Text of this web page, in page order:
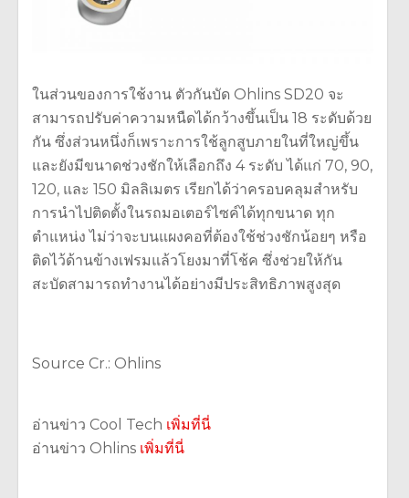
ในส่วนของการใช้งาน ตัวกันบัด Ohlins SD20 จะ
สามารถปรับค่าความหนืดได้กว้างขึ้นเป็น 18 ระดับด้วย
กัน ซึ่งส่วนหนึ่งก็เพราะการใช้ลูกสูบภายในที่ใหญ่ขึ้น
และยังมีขนาดช่วงชักให้เลือกถึง 4 ระดับ ได้แก่ 70, 90,
120, และ 150 มิลลิเมตร เรียกได้ว่าครอบคลุมสำหรับ
การนำไปติดตั้งในรถมอเตอร์ไซค์ได้ทุกขนาด ทุก
ตำแหน่ง ไม่ว่าจะบนแผงคอที่ต้องใช้ช่วงชักน้อยๆ หรือ
ติดไว้ด้านข้างเฟรมแล้วโยงมาที่โช้ค ซึ่งช่วยให้กัน
สะบัดสามารถทำงานได้อย่างมีประสิทธิภาพสูงสุด
Source Cr.: Ohlins
อ่านข่าว Cool Tech เพิ่มที่นี่
อ่านข่าว Ohlins เพิ่มที่นี่